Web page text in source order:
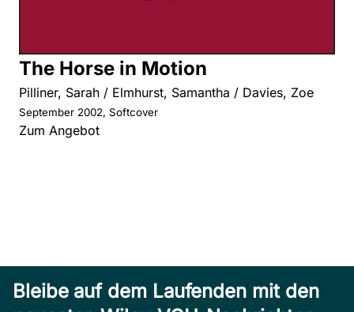
The Horse in Motion
Pilliner, Sarah / Elmhurst, Samantha / Davies, Zoe
September 2002, Softcover
Zum Angebot
Bleibe auf dem Laufenden mit den